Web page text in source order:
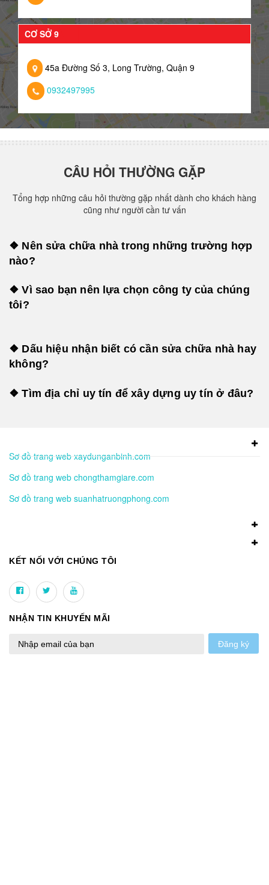
CƠ SỞ 9
45a Đường Số 3, Long Trường, Quận 9
0932497995
CÂU HỎI THƯỜNG GẶP
Tổng hợp những câu hỏi thường gặp nhất dành cho khách hàng
cũng như người cần tư vấn
❖ Nên sửa chữa nhà trong những trường hợp
nào?
❖ Vì sao bạn nên lựa chọn công ty của chúng
tôi?
❖ Dấu hiệu nhận biết có cần sửa chữa nhà hay
không?
❖ Tìm địa chỉ uy tín để xây dựng uy tín ở đâu?
Sơ đồ trang web xaydunganbinh.com
Sơ đồ trang web chongthamgiare.com
Sơ đồ trang web suanhatruongphong.com
KẾT NỐI VỚI CHÚNG TÔI
NHẬN TIN KHUYẾN MÃI
Đăng ký